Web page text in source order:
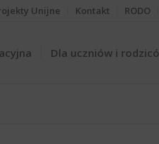
Unijne Kontakt RODO
Dla uczniów i